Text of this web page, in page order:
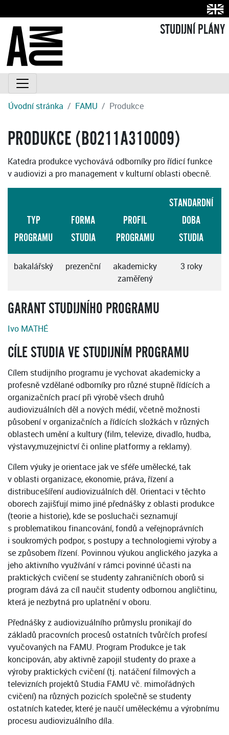
STUDIJNÍ PLÁNY
Úvodní stránka FAMU Produkce
PRODUKCE (B0211A310009)
Katedra produkce vychovává odborníky pro řídicí funkce
v audiovizi a pro management v kulturní oblasti obecně.
TYP
PROGRAMU
FORMA
STUDIA
PROFIL
PROGRAMU
STANDARDNÍ
DOBA
STUDIA
bakalářský prezenční
akademicky
zaměřený
3 roky
GARANT STUDIJNÍHO PROGRAMU
Ivo MATHÉ
CÍLE STUDIA VE STUDIJNÍM PROGRAMU
Cílem studijního programu je vychovat akademicky a
profesně vzdělané odborníky pro různé stupně řídících a
organizačních prací při výrobě všech druhů
audiovizuálních děl a nových médií, včetně možnosti
působení v organizačních a řídících složkách v různých
oblastech umění a kultury (film, televize, divadlo, hudba,
výstavy,muzejnictví či online platformy a reklamy).
Cílem výuky je orientace jak ve sféře umělecké, tak
v oblasti organizace, ekonomie, práva, řízení a
distribucešíření audiovizuálních děl. Orientaci v těchto
oborech zajišťují mimo jiné přednášky z oblasti produkce
(teorie a historie), kde se posluchači seznamují
s problematikou financování, fondů a veřejnoprávních
i soukromých podpor, s postupy a technologiemi výroby a
se způsobem řízení. Povinnou výukou anglického jazyka a
jeho aktivního využívání v rámci povinné účasti na
praktických cvičení se studenty zahraničních oborů si
program dává za cíl naučit studenty odbornou angličtinu,
která je nezbytná pro uplatnění v oboru.
Přednášky z audiovizuálního průmyslu pronikají do
základů pracovních procesů ostatních tvůrčích profesí
vyučovaných na FAMU. Program Produkce je tak
koncipován, aby aktivně zapojil studenty do praxe a
výroby praktických cvičení (tj. natáčení filmových a
televizních projektů Studia FAMU vč. mimořádných
cvičení) na různých pozicích společně se studenty
ostatních kateder, které je naučí uměleckému a výrobnímu
procesu audiovizuálního díla.